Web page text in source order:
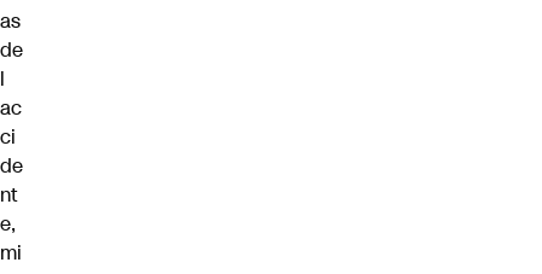
as
de
l
ac
ci
de
nt
e,
mi